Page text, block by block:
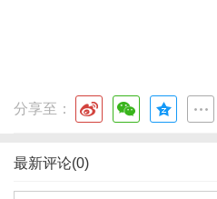
分享至：
最新评论(0)